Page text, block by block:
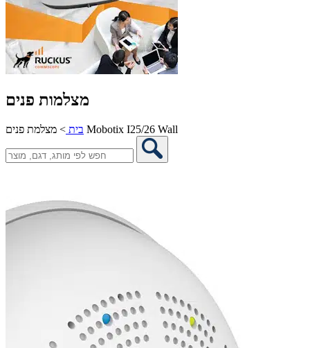
מצלמות פנים
בית > מצלמת פנים Mobotix I25/26 Wall